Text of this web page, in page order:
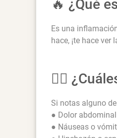
🔥 ¿Qué
Es una
hace, ¡te hace ver
😵‍💫
Si notas alguno
● Dolor
● Náuseas o